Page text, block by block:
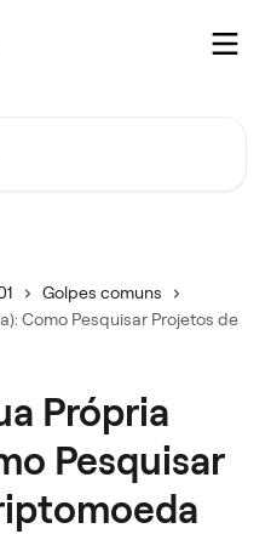
Golpes comuns
Como Pesquisar Projetos de
Própria
Pesquisar